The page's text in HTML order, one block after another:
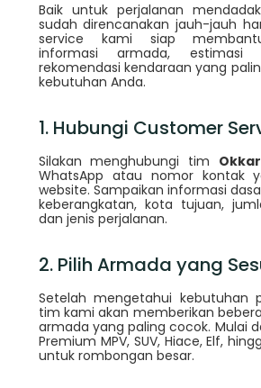
Baik untuk perjalanan
sudah direncanakan jauh-jauh
service kami siap
informasi armada, estimasi
rekomendasi kendaraan yang
kebutuhan Anda.
1. Hubungi Customer
Silakan menghubungi tim
WhatsApp atau nomor kontak
website. Sampaikan informasi
keberangkatan, kota tujuan,
dan jenis perjalanan.
2. Pilih Armada yang
Setelah mengetahui kebutuhan
tim kami akan memberikan
armada yang paling cocok. Mulai
Premium MPV, SUV, Hiace, Elf,
untuk rombongan besar.